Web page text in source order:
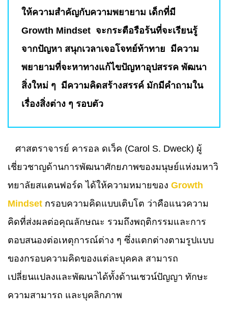
ให้ความสำคัญกับความพยายาม เด็กที่มี
Growth Mindset จะกระตือรือร้นที่จะเรียนรู้
จากปัญหา สนุกเวลาเจอโจทย์ท้าทาย มีความ
พยายามที่จะหาทางแก้ไขปัญหาอุปสรรค พัฒนา
สิ่งใหม่ ๆ มีความคิดสร้างสรรค์ มักมีคําถามใน
เรื่องสิ่งต่าง ๆ รอบตัว
ศาสตราจารย์ คารอล ดเว็ค (Carol S. Dweck) ผู้
เชี่ยวชาญด้านการพัฒนาศักยภาพของมนุษย์แห่งมหาวิ
ทยาลัยสแตนฟอร์ด ได้ให้ความหมายของ Growth
Mindset กรอบความคิดแบบเติบโต ว่าคือแนวความ
คิดที่ส่งผลต่อคุณลักษณะ รวมถึงพฤติกรรมและการ
ตอบสนองต่อเหตุการณ์ต่าง ๆ ซึ่งแตกต่างตามรูปแบบ
ของกรอบความคิดของแต่ละบุคคล สามารถ
เปลี่ยนแปลงและพัฒนาได้ทั้งด้านเชวน์ปัญญา ทักษะ
ความสามารถ และบุคลิกภาพ